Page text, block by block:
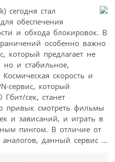
сегодня стал
обеспечения
и обхода блокировок. В
особенно важно
который предлагает не
но и стабильное,
скорость и
сервис, который
Гбит/сек, станет
привык смотреть фильмы
и зависаний, и играть в
пингом. В отличие от
данный сервис ...